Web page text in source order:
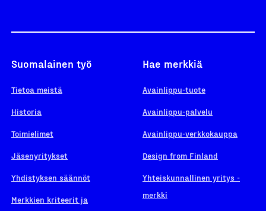
Suomalainen työ
Tietoa meistä
Historia
Toimielimet
Jäsenyritykset
Yhdistyksen säännöt
Merkkien kriteerit ja
Hae merkkiä
Avainlippu-tuote
Avainlippu-palvelu
Avainlippu-verkkokauppa
Design from Finland
Yhteiskunnallinen yritys -
merkki